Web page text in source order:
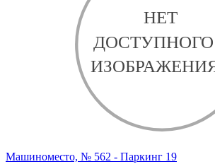
Машиноместо, № 562 - Паркинг 19